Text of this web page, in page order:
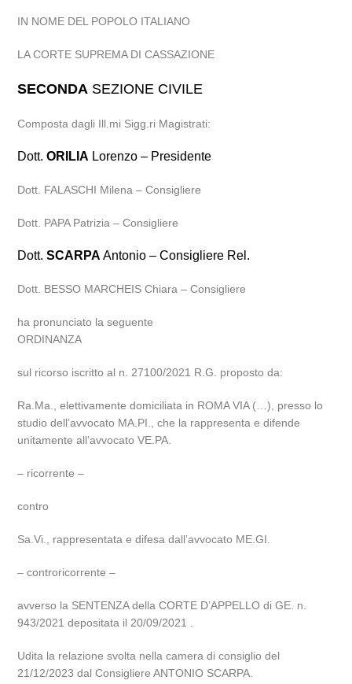
IN NOME DEL POPOLO ITALIANO
LA CORTE SUPREMA DI CASSAZIONE
SECONDA SEZIONE CIVILE
Composta dagli Ill.mi Sigg.ri Magistrati:
Dott.ORILIA Lorenzo – Presidente
Dott. FALASCHI Milena – Consigliere
Dott. PAPA Patrizia – Consigliere
Dott.SCARPA Antonio – Consigliere Rel.
Dott. BESSO MARCHEIS Chiara – Consigliere
ha pronunciato la seguente
ORDINANZA
sul ricorso iscritto al n. 27100/2021 R.G. proposto da:
Ra.Ma., elettivamente domiciliata in ROMA VIA (…), presso lo
studio dell’avvocato MA.PI., che la rappresenta e difende
unitamente all’avvocato VE.PA.
– ricorrente –
contro
Sa.Vi., rappresentata e difesa dall’avvocato ME.GI.
– controricorrente –
avverso la SENTENZA della CORTE D’APPELLO di GE. n.
943/2021 depositata il 20/09/2021 .
Udita la relazione svolta nella camera di consiglio del
21/12/2023 dal Consigliere ANTONIO SCARPA.